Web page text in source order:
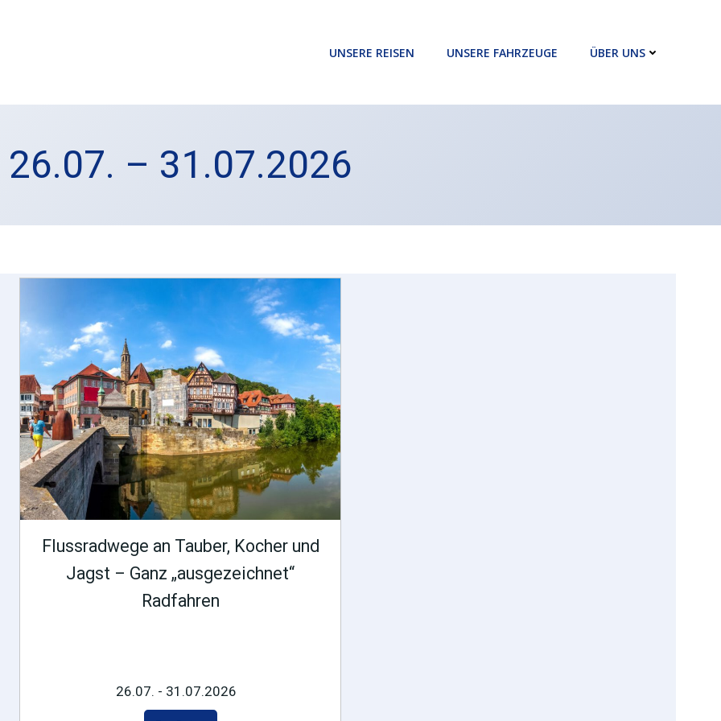
UNSERE REISEN UNSERE FAHRZEUGE ÜBER UNS
26.07. – 31.07.2026
Flussradwege an Tauber, Kocher und
Jagst – Ganz „ausgezeichnet“
Radfahren
26.07. - 31.07.2026